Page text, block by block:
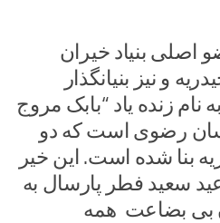
اصلی بنیاد خیران
و نیز بنیانگذار
زنده یاد “بابک مروج
رضوی است که دو
بنا شده است. این خیر
سعید فطر پارسال به
بی بضاعت همه